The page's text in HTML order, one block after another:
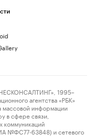
1995–
агентства «РБК»
массовой информации
в сфере связи,
коммуникаций
№ФС77-63848) и сетевого